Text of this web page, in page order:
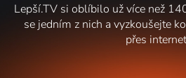
Lepší.TV si oblíbilo už více než
se jedním z nich a vyzkoušejte
přes